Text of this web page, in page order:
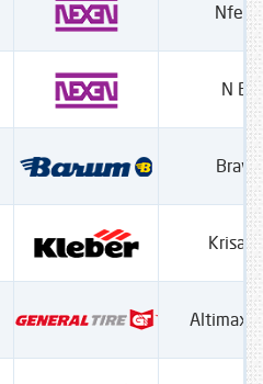
Nfera
N
Altimax